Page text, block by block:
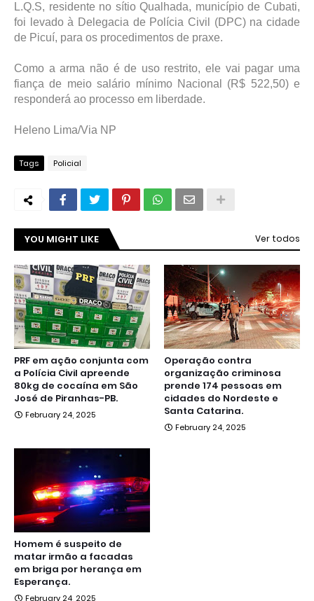
L.Q.S, residente no sítio Qualhada, município de Cubati,
foi levado à Delegacia de Polícia Civil (DPC) na cidade
de Picuí, para os procedimentos de praxe.
Como a arma não é de uso restrito, ele vai pagar uma
fiança de meio salário mínimo Nacional (R$ 522,50) e
responderá ao processo em liberdade.
Heleno Lima/Via NP
Tags Policial
YOU MIGHT LIKE Ver todos
PRF em ação conjunta com
a Polícia Civil apreende
80kg de cocaína em São
José de Piranhas-PB.
February 24, 2025
Operação contra
organização criminosa
prende 174 pessoas em
cidades do Nordeste e
Santa Catarina.
February 24, 2025
Homem é suspeito de
matar irmão a facadas
em briga por herança em
Esperança.
February 24, 2025